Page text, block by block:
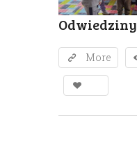
Odwiedziny
More